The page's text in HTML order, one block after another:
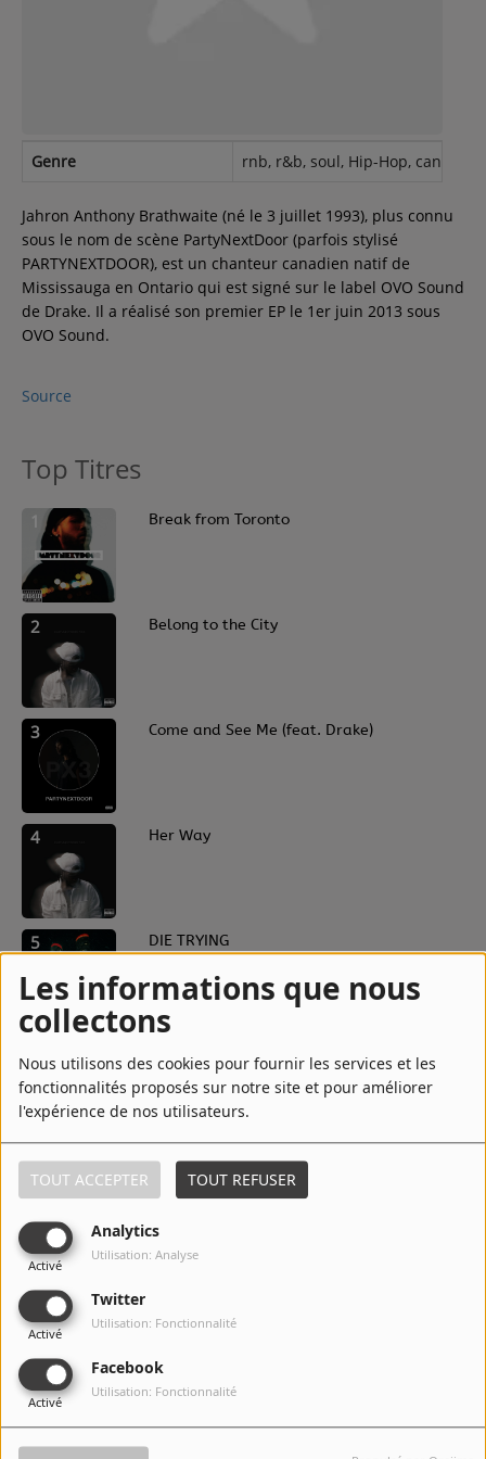
Les informations que nous
collectons
Nous utilisons des cookies pour fournir les services et les
fonctionnalités proposés sur notre site et pour améliorer
l'expérience de nos utilisateurs.
TOUT ACCEPTER TOUT REFUSER
Analytics
Activé
Utilisation: Analyse
Twitter
Activé
Utilisation: Fonctionnalité
Facebook
Activé
Utilisation: Fonctionnalité
Recherche d'un titre
Genre rnb, r&b, soul, Hip-Hop, canada
Jahron Anthony Brathwaite (né le 3 juillet 1993), plus connu
sous le nom de scène PartyNextDoor (parfois stylisé
PARTYNEXTDOOR), est un chanteur canadien natif de
Mississauga en Ontario qui est signé sur le label OVO Sound
de Drake. Il a réalisé son premier EP le 1er juin 2013 sous
OVO Sound.
Source
Top Titres
1 Break from Toronto
2 Belong to the City
3 Come and See Me (feat. Drake)
4 Her Way
5 DIE TRYING
8 TBH
9 Dreamin